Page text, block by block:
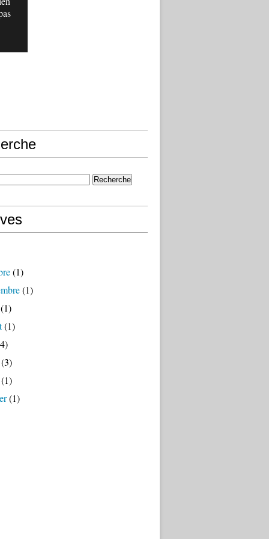
(1)
(1)
(1)
(1)